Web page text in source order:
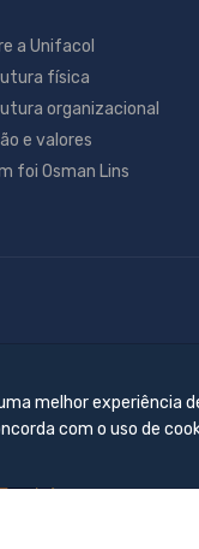
a Unifacol
física
organizacional
e valores
foi Osman Lins
melhor experiência
com o uso de